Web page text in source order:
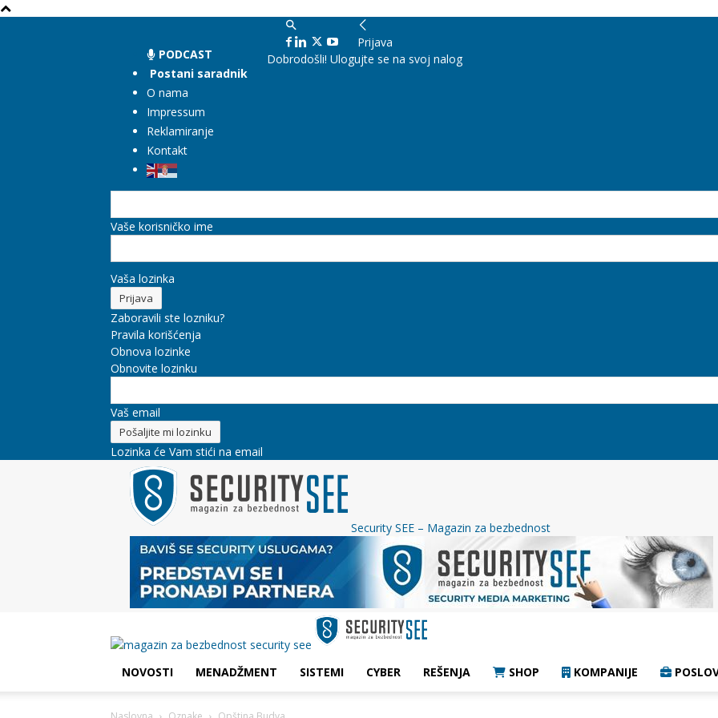
PODCAST
Postani saradnik
O nama
Impressum
Reklamiranje
Kontakt
Prijava
Dobrodošli! Ulogujte se na svoj nalog
Vaše korisničko ime
Vaša lozinka
Zaboravili ste lozniku?
Pravila korišćenja
Obnova lozinke
Obnovite lozinku
Vaš email
Lozinka će Vam stići na email
Security SEE – Magazin za bezbednost
NOVOSTI MENADŽMENT SISTEMI CYBER REŠENJA SHOP KOMPANIJE